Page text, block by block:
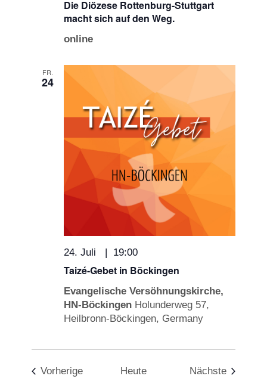
Die Diözese Rottenburg-Stuttgart
macht sich auf den Weg.
online
FR.
24
Taizé-Gebet in Böckingen
24. Juli | 19:00
Evangelische Versöhnungskirche,
HN-Böckingen Holunderweg 57,
Heilbronn-Böckingen, Germany
VorherigeVeranstaltungen
Heute Nächste